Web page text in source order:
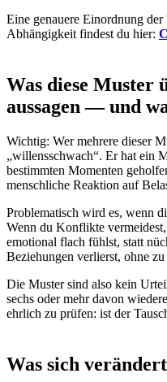
Eine genauere Einordnung
Abhängigkeit findest du hier:
Was diese Muster
aussagen — und
Wichtig: Wer mehrere dieser
„willensschwach“. Er hat ein
bestimmten Momenten
menschliche Reaktion auf
Problematisch wird es, wenn
Wenn du Konflikte
emotional flach fühlst, statt
Beziehungen verlierst, ohne
Die Muster sind also kein
sechs oder mehr davon
ehrlich zu prüfen: ist der
Was sich